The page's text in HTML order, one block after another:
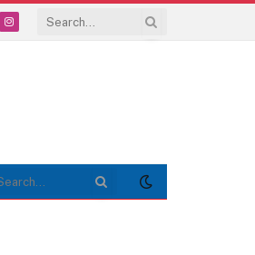
Instagram